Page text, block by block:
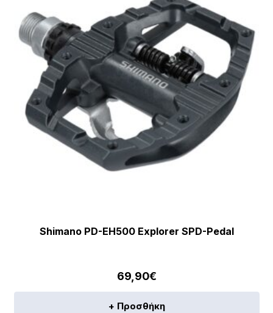
Shimano PD-EH500 Explorer SPD-Pedal
69,90€
+ Προσθήκη